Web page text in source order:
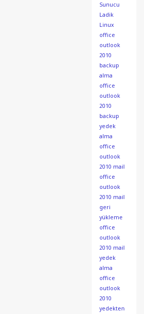
Sunucu
Ladik
Linux
office
outlook
2010
backup
alma
office
outlook
2010
backup
yedek
alma
office
outlook
2010 mail
office
outlook
2010 mail
geri
yükleme
office
outlook
2010 mail
yedek
alma
office
outlook
2010
yedekten